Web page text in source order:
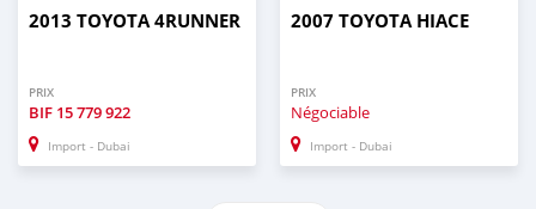
2013 TOYOTA 4RUNNER
PRIX
BIF 15 779 922
Import - Dubai
2007 TOYOTA HIACE
PRIX
Négociable
Import - Dubai